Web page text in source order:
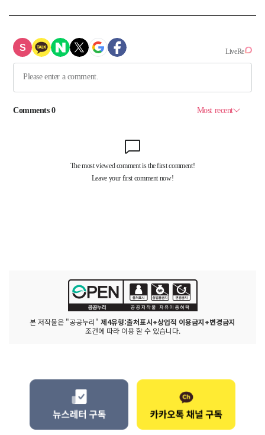
본 저작물은 "공공누리" 제4유형:출처표시+상업적 이용금지+변경금지
조건에 따라 이용 할 수 있습니다.